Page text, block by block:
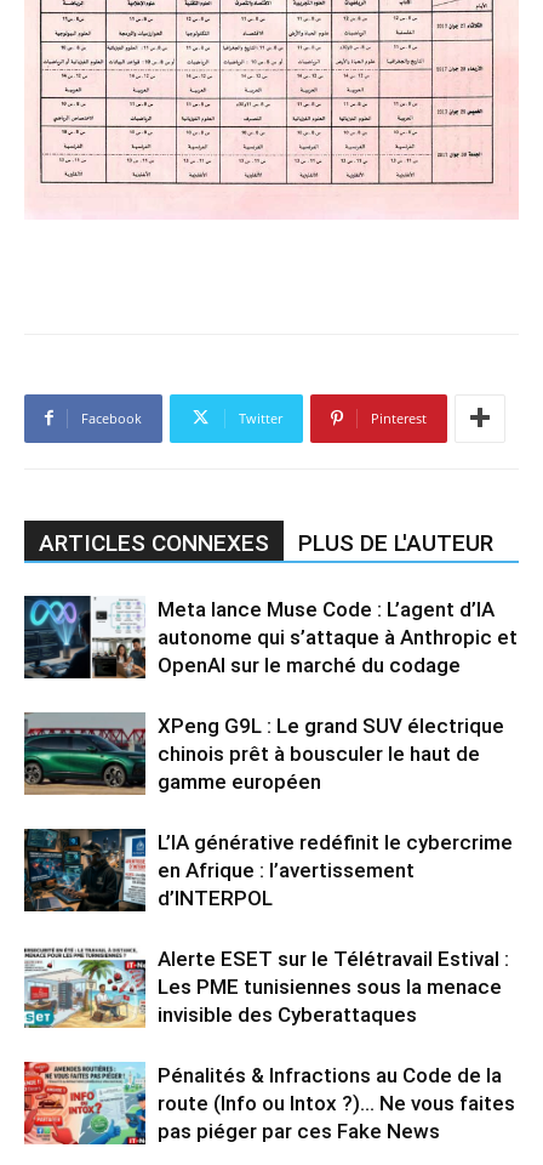
Facebook Twitter Pinterest
ARTICLES CONNEXES PLUS DE L'AUTEUR
Meta lance Muse Code : L’agent d’IA
autonome qui s’attaque à Anthropic et
OpenAI sur le marché du codage
XPeng G9L : Le grand SUV électrique
chinois prêt à bousculer le haut de
gamme européen
L’IA générative redéfinit le cybercrime
en Afrique : l’avertissement
d’INTERPOL
Alerte ESET sur le Télétravail Estival :
Les PME tunisiennes sous la menace
invisible des Cyberattaques
Pénalités & Infractions au Code de la
route (Info ou Intox ?)… Ne vous faites
pas piéger par ces Fake News